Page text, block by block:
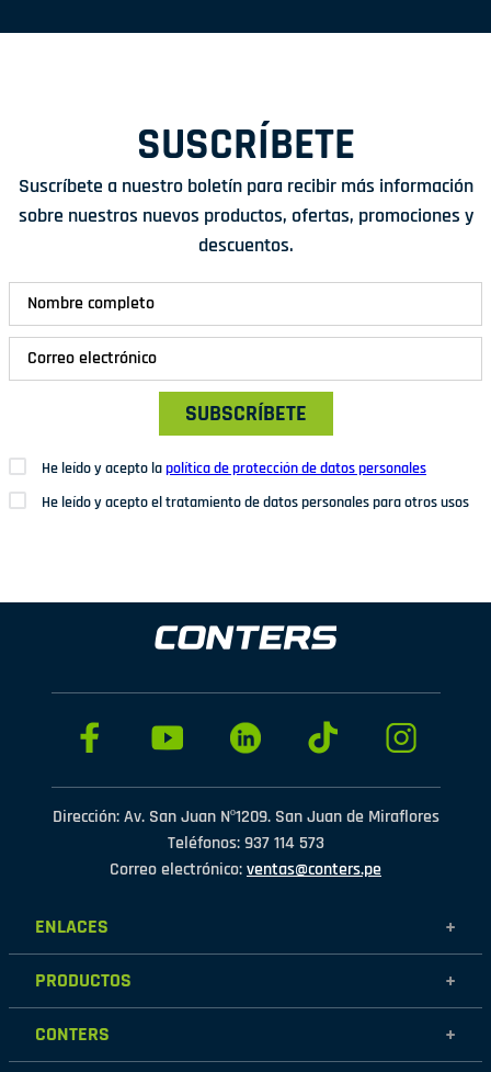
SUSCRÍBETE
Suscríbete a nuestro boletín para recibir más información
sobre nuestros nuevos productos, ofertas, promociones y
descuentos.
SUBSCRÍBETE
He leído y acepto lapolítica de protección de datos personales
He leído y acepto el tratamiento de datos personales para otros usos
Dirección: Av. San Juan Nº1209. San Juan de Miraflores
Teléfonos: 937 114 573
Correo electrónico:ventas@conters.pe
ENLACES +
Mujer
Hombre
PRODUCTOS +
Calzados
Zapatillas
CONTERS +
Nosotros